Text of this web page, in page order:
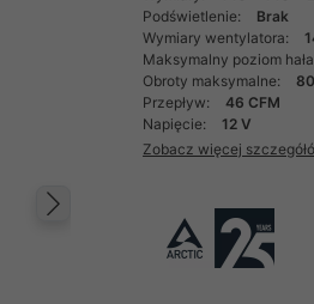
Następny
Podświetlenie:
Brak
Wymiary wentylatora:
Maksymalny poziom
Obroty maksymalne:
Przepływ:
46 CFM
Napięcie:
12 V
Zobacz więcej